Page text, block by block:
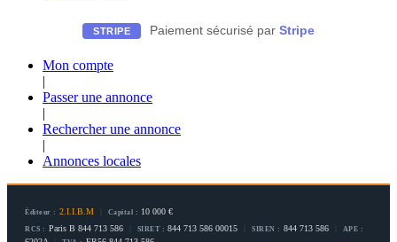
STRIPE Paiement sécurisé par Stripe
Mon compte
|
Passer une annonce
|
Rechercher une annonce
|
Annonces locales
Éditeur : 2.I.I.B.M Capital : 10 000 €
RCS : Paris B 844 713 586 SIRET : 844 713 586 00015 SIREN : 844 713 586 APE :